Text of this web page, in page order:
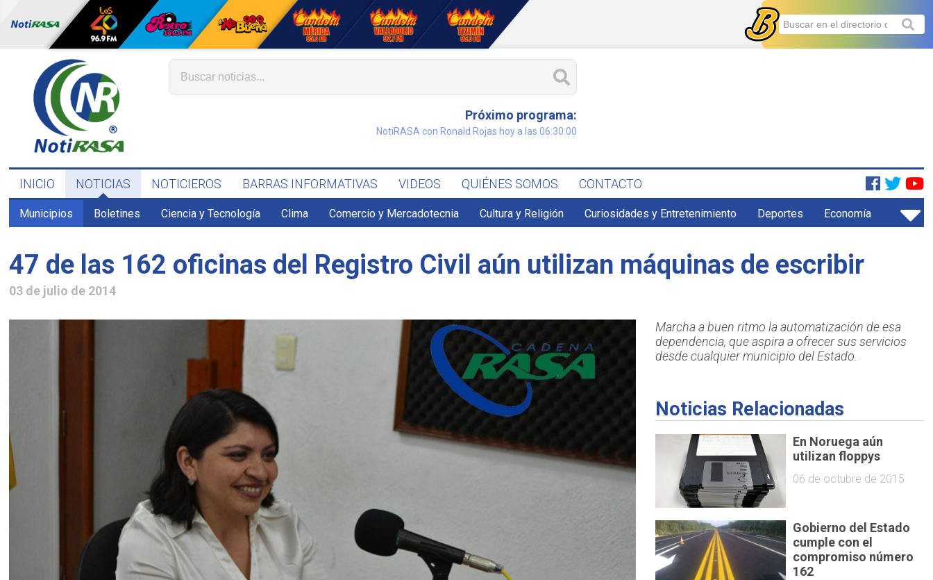
Próximo programa:
NotiRASA con Ronald Rojas hoy a las 06:30:00
INICIO NOTICIAS NOTICIEROS BARRAS INFORMATIVAS VIDEOS QUIÉNES SOMOS CONTACTO
Municipios Boletines Ciencia y Tecnología Clima Comercio y Mercadotecnia Cultura y Religión Curiosidades y Entretenimiento Deportes Economía
47 de las 162 oficinas del Registro Civil aún utilizan máquinas de escribir
03 de julio de 2014
Marcha a buen ritmo la automatización de esa
dependencia, que aspira a ofrecer sus servicios
desde cualquier municipio del Estado.
Noticias Relacionadas
En Noruega aún
utilizan floppys
06 de octubre de 2015
Gobierno del Estado
cumple con el
compromiso número
162